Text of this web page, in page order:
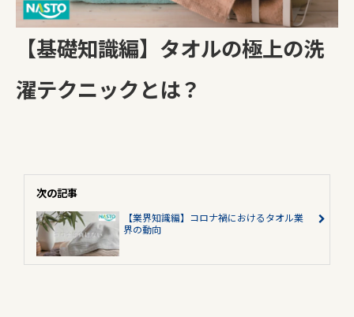
【基礎知識編】タオルの極上の洗
濯テクニックとは？
次の記事
【業界知識編】コロナ禍におけるタオル業
界の動向